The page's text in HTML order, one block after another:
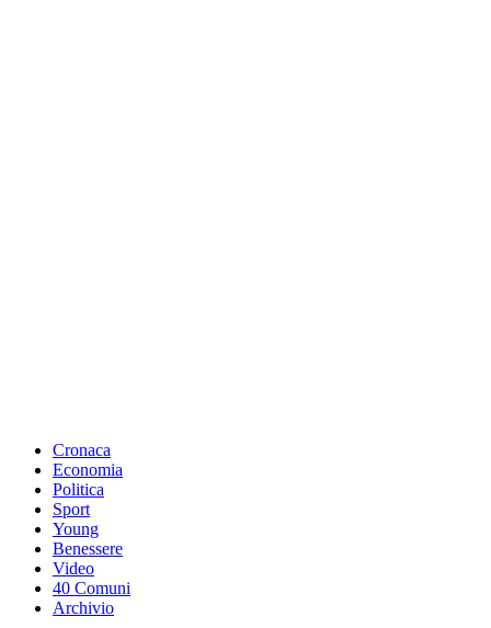
Cronaca
Economia
Politica
Sport
Young
Benessere
Video
40 Comuni
Archivio